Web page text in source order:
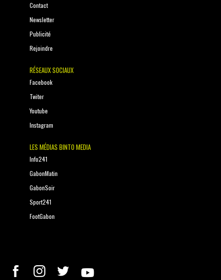
Contact
Newsletter
Publicité
Rejoindre
RÉSEAUX SOCIAUX
Facebook
Twiter
Youtube
Instagram
LES MÉDIAS BINTO MEDIA
Info241
GabonMatin
GabonSoir
Sport241
FootGabon